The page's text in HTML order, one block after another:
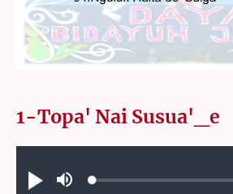
Play MuteLoaded:
1-Topa' Nai Susua'_e